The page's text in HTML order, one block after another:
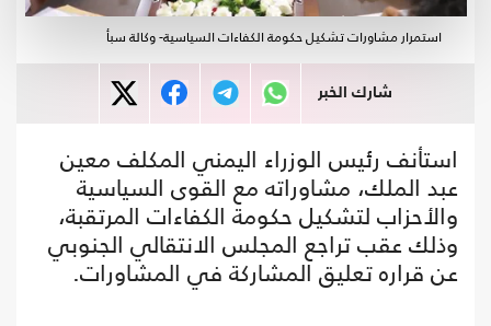
استمرار مشاورات تشكيل حكومة الكفاءات السياسية- وكالة سبأ
شارك الخبر
استأنف رئيس الوزراء اليمني المكلف معين
عبد الملك، مشاوراته مع القوى السياسية
والأحزاب لتشكيل حكومة الكفاءات المرتقبة،
وذلك عقب تراجع المجلس الانتقالي الجنوبي
عن قراره تعليق المشاركة في المشاورات.